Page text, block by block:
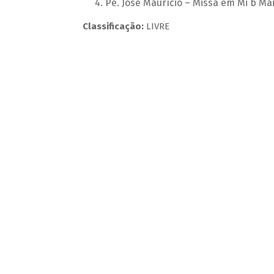
Pe. José Maurício – Missa em Mi b
Classificação:LIVRE